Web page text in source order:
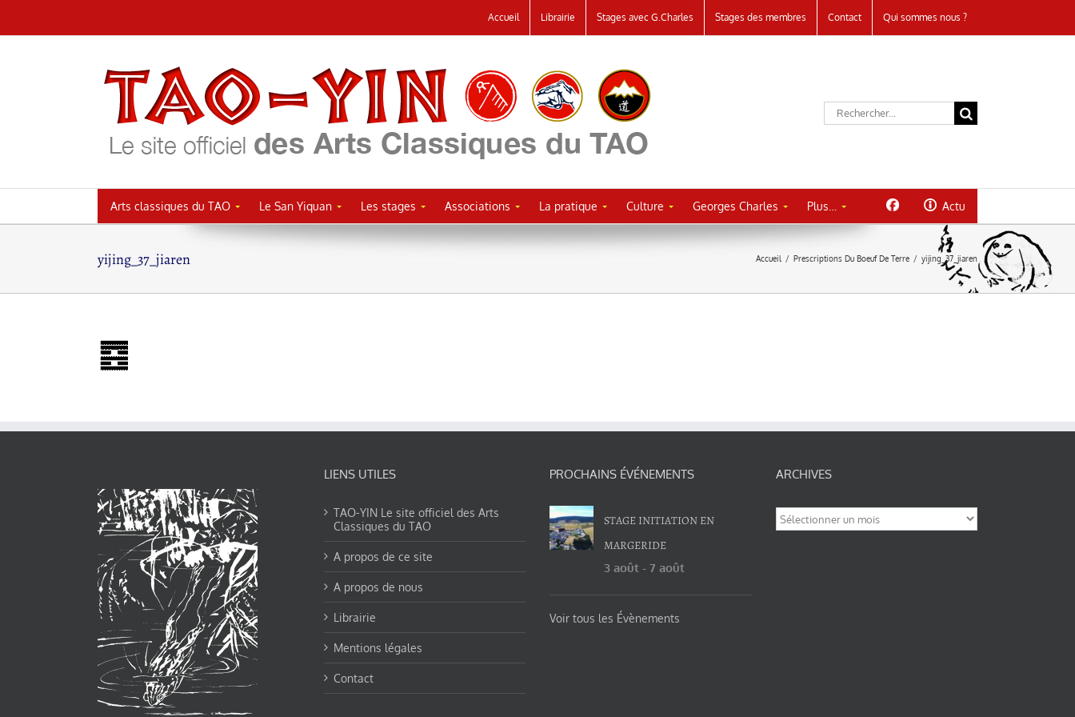
au
Accueil Librairie Stages avec G.Charles Stages des membres Contact Qui sommes nous ?
Rechercher:
Arts classiques du TAO Le San Yiquan Les stages Associations La pratique Culture Georges Charles Plus… Actu
yijing_37_jiaren Accueil / Prescriptions Du Boeuf De Terre / yijing_37_jiaren
LIENS UTILES
TAO-YIN Le site officiel des Arts
Classiques du TAO
A propos de ce site
A propos de nous
Librairie
Mentions légales
Contact
PROCHAINS ÉVÉNEMENTS
STAGE INITIATION EN
MARGERIDE
3 août -7 août
Voir tous les Évènements
ARCHIVES
Archives